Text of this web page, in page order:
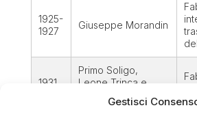
Gestisci
1925-
1927
Giuseppe Morandin
1931
Primo Soligo,
Leone Trinca e